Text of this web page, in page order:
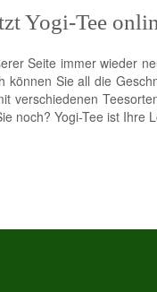
Yogi-Tee
Seite immer wieder
können Sie all die
verschiedenen
noch? Yogi-Tee ist Ihre